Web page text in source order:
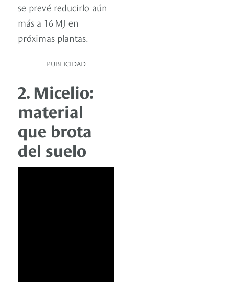
se prevé reducirlo aún
más a 16 MJ en
próximas plantas.
PUBLICIDAD
2. Micelio:
material
que brota
del suelo